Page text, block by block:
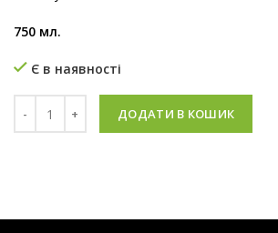
750 мл.
Є в наявності
ДОДАТИ В КОШИК